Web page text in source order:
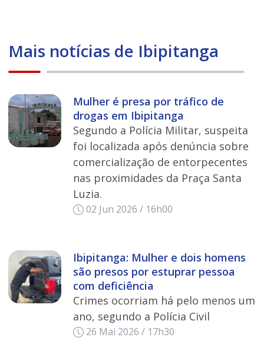
Mais notícias de Ibipitanga
Mulher é presa por tráfico de
drogas em Ibipitanga
Segundo a Polícia Militar, suspeita
foi localizada após denúncia sobre
comercialização de entorpecentes
nas proximidades da Praça Santa
Luzia.
02 Jun 2026 / 16h00
Ibipitanga: Mulher e dois homens
são presos por estuprar pessoa
com deficiência
Crimes ocorriam há pelo menos um
ano, segundo a Polícia Civil
26 Mai 2026 / 17h30